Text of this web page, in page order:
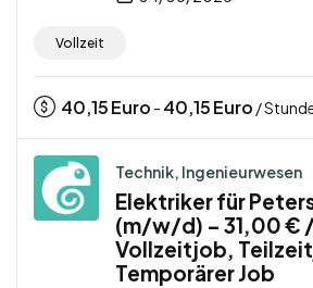
Vollzeit
40,15Euro - 40,15Euro /
Technik, Ingenieurwesen
Elektriker für
(m/w/d) – 31,00 €
Vollzeitjob,
Temporärer Job